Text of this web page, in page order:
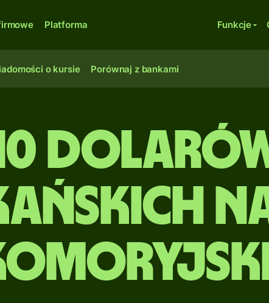
Platforma Funkcje
o kursie Porównaj z bankami